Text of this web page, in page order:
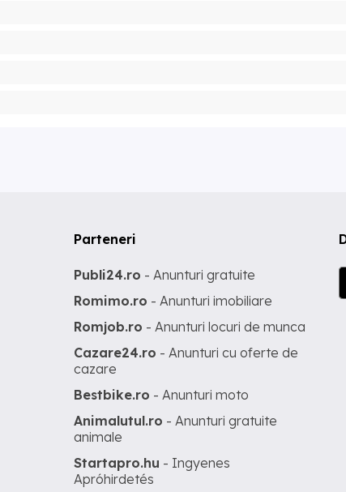
Parteneri
Publi24.ro - Anunturi gratuite
Romimo.ro - Anunturi imobiliare
Romjob.ro - Anunturi locuri de munca
Cazare24.ro - Anunturi cu oferte de
cazare
Bestbike.ro - Anunturi moto
Animalutul.ro - Anunturi gratuite
animale
Startapro.hu - Ingyenes
Apróhirdetés